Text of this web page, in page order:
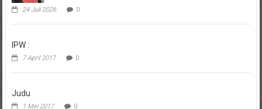
24 Juli 2026 0
IPW :
7 April 2017 0
Judu
1 Mei 2017 0